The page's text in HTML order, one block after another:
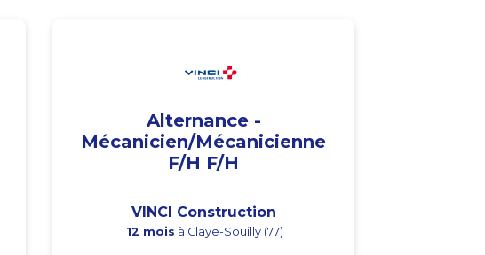
Alternance -
Mécanicien/Mécanicienne
F/H F/H
VINCI Construction
12 mois à Claye-Souilly (77)